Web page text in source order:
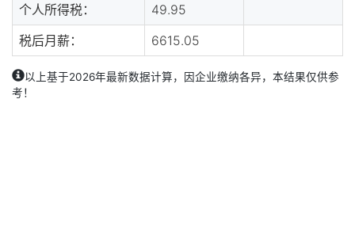
个人所得税：
49.95
税后月薪：
6615.05
以上基于2026年最新数据计算，因企业缴纳各异，本结果仅供参
考！